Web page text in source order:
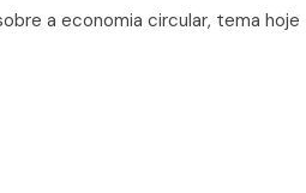
a economia circular, tema hoje